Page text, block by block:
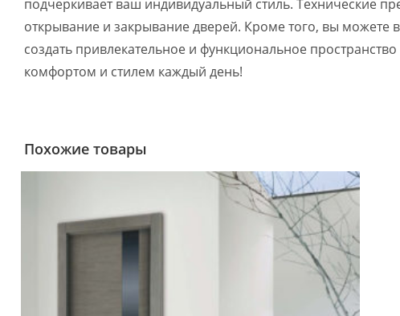
подчеркивает ваш индивидуальный стиль.
открывание и закрывание дверей. Кроме того, вы можете
создать привлекательное и функциональное
комфортом и стилем каждый день!
Похожие товары